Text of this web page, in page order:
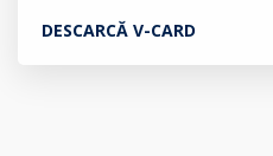
DESCARCĂ V-CARD